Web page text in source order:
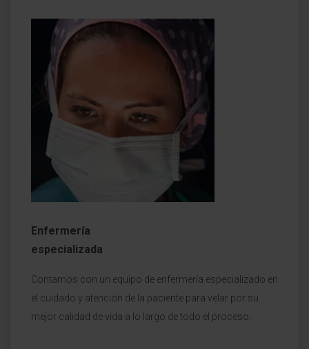
Enfermería
especializada
Contamos con un equipo de enfermería especializado en
el cuidado y atención de la paciente para velar por su
mejor calidad de vida a lo largo de todo el proceso.